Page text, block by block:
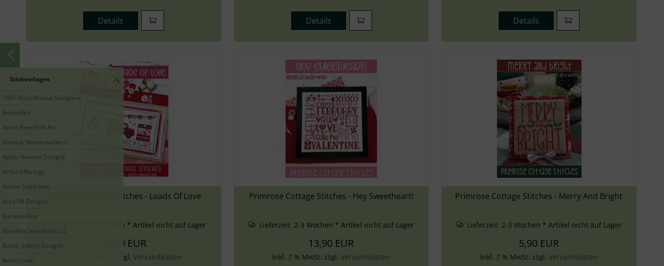
Stickvorlagen
1897 Schoolhouse Samplers
Anabella's
Annie Beez Folk Art
Antique Needleworkers
Apple Harvest Designs
Artful Offerings
Atelier Soed Idee
AuryTM Designs
Barbara Ana
Barefoot Needleart LLC
Bendy Stitchy Designs
Bent Creek
Details Details Details
Primrose Cottage Stitches - Loads Of Love
2-3 Wochen * Artikel nicht auf Lager
13,90 EUR
inkl. 7 % MwSt. zzgl. Versandkosten
Primrose Cottage Stitches - Hey Sweetheart!
Lieferzeit: 2-3 Wochen * Artikel nicht auf Lager
13,90 EUR
inkl. 7 % MwSt. zzgl.Versandkosten
Primrose Cottage Stitches - Merry And Bright
Lieferzeit: 2-3 Wochen * Artikel nicht auf Lager
5,90 EUR
inkl. 7 % MwSt. zzgl. Versandkosten